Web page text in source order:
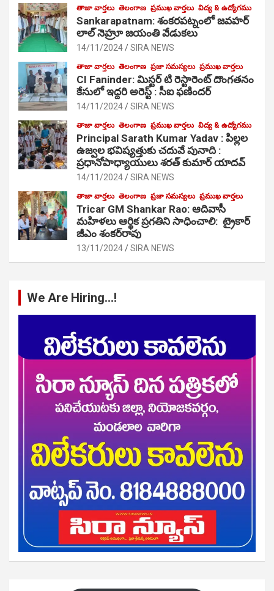
తాజా వార్తలు తెలంగాణ ప్రముఖ వార్తలు విద్య & ఉద్యోగము
Sankarapatnam: శంకరపట్నంలో జవహర్
లాల్ నెహ్రూ జయంతి వేడుకలు
14/11/2024 SIRA NEWS
తాజా వార్తలు తెలంగాణ ప్రజా సమస్యలు ప్రముఖ వార్తలు
CI Faninder: మిస్టర్ టి రెస్టారెంట్ దొంగతనం
కేసులో ఇద్దరి అరెస్ట్ : సీఐ ఫణిందర్
14/11/2024 SIRA NEWS
తాజా వార్తలు తెలంగాణ ప్రముఖ వార్తలు విద్య & ఉద్యోగము
Principal Sarath Kumar Yadav : పిల్లల
ఉజ్వల భవిష్యత్తుకు చదువే పునాది :
ప్రధానోపాధ్యాయులు శరత్ కుమార్ యాదవ్
14/11/2024 SIRA NEWS
తాజా వార్తలు తెలంగాణ ప్రజా సమస్యలు ప్రముఖ వార్తలు
Tricar GM Shankar Rao: ఆదివాసీ
మహిళలు ఆర్థిక ప్రగతిని సాధించాలి: ట్రైకార్
జీఎం శంకర్‌రావు
13/11/2024 SIRA NEWS
We Are Hiring…!